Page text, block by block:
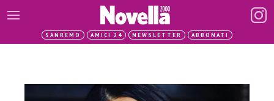
SANREMO AMICI 24 NEWSLETTER ABBONATI